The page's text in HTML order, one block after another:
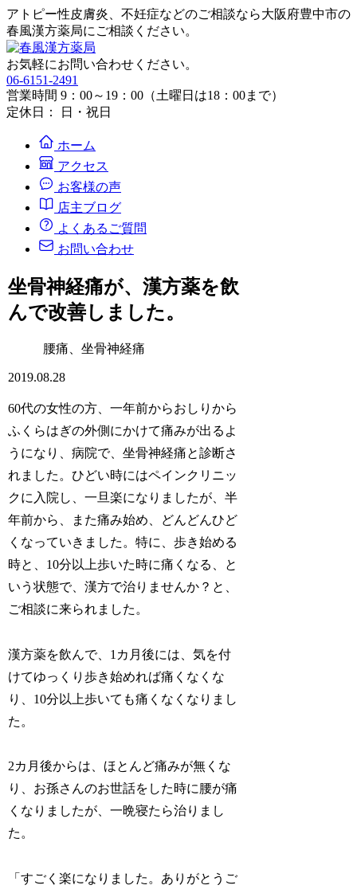
アトピー性皮膚炎、不妊症などのご相談なら大阪府豊中市の
春風漢方薬局にご相談ください。
お気軽にお問い合わせください。
06-6151-2491
営業時間 9：00～19：00（土曜日は18：00まで）
定休日： 日・祝日
ホーム
アクセス
お客様の声
店主ブログ
よくあるご質問
お問い合わせ
坐骨神経痛が、漢方薬を飲
んで改善しました。
腰痛、坐骨神経痛
2019.08.28
60代の女性の方、一年前からおしりから
ふくらはぎの外側にかけて痛みが出るよ
うになり、病院で、坐骨神経痛と診断さ
れました。ひどい時にはペインクリニッ
クに入院し、一旦楽になりましたが、半
年前から、また痛み始め、どんどんひど
くなっていきました。特に、歩き始める
時と、10分以上歩いた時に痛くなる、と
いう状態で、漢方で治りませんか？と、
ご相談に来られました。
漢方薬を飲んで、1カ月後には、気を付
けてゆっくり歩き始めれば痛くなくな
り、10分以上歩いても痛くなくなりまし
た。
2カ月後からは、ほとんど痛みが無くな
り、お孫さんのお世話をした時に腰が痛
くなりましたが、一晩寝たら治りまし
た。
「すごく楽になりました。ありがとうご